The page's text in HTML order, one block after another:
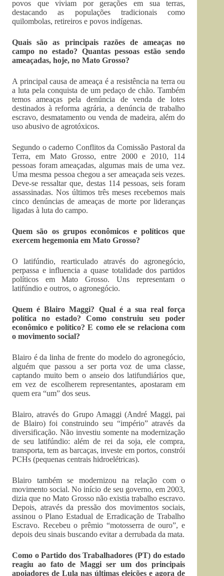
povos que viviam por gerações em sua terras,
destacando as populações tradicionais como
quilombolas, retireiros e povos indígenas.
Quais são as principais razões de ameaças no
campo no estado? Quantas pessoas estão sendo
ameaçadas, hoje, no Mato Grosso?
A principal causa de ameaça é a resistência na terra ou
a luta pela conquista de um pedaço de chão. Também
temos ameaças pela denúncia de venda de lotes
destinados à reforma agrária, a denúncia de trabalho
escravo, desmatamento ou venda de madeira, além do
uso abusivo de agrotóxicos.
Segundo o caderno Conflitos da Comissão Pastoral da
Terra, em Mato Grosso, entre 2000 e 2010, 114
pessoas foram ameaçadas, algumas mais de uma vez.
Uma mesma pessoa chegou a ser ameaçada seis vezes.
Deve-se ressaltar que, destas 114 pessoas, seis foram
assassinadas. Nos últimos três meses recebemos mais
cinco denúncias de ameaças de morte por lideranças
ligadas à luta do campo.
Quem são os grupos econômicos e políticos que
exercem hegemonia em Mato Grosso?
O latifúndio, rearticulado através do agronegócio,
perpassa e influencia a quase totalidade dos partidos
políticos em Mato Grosso. Uns representam o
latifúndio e outros, o agronegócio.
Quem é Blairo Maggi? Qual é a sua real força
política no estado? Como construiu seu poder
econômico e político? E como ele se relaciona com
o movimento social?
Blairo é da linha de frente do modelo do agronegócio,
alguém que passou a ser porta voz de uma classe,
captando muito bem o anseio dos latifundiários que,
em vez de escolherem representantes, apostaram em
quem era “um” dos seus.
Blairo, através do Grupo Amaggi (André Maggi, pai
de Blairo) foi construindo seu “império” através da
diversificação. Não investiu somente na modernização
de seu latifúndio: além de rei da soja, ele compra,
transporta, tem as barcaças, investe em portos, constrói
PCHs (pequenas centrais hidroelétricas).
Blairo também se modernizou na relação com o
movimento social. No início de seu governo, em 2003,
dizia que no Mato Grosso não existia trabalho escravo.
Depois, através da pressão dos movimentos sociais,
assinou o Plano Estadual de Erradicação de Trabalho
Escravo. Recebeu o prêmio “motosserra de ouro”, e
depois deu sinais buscando evitar a derrubada da mata.
Como o Partido dos Trabalhadores (PT) do estado
reagiu ao fato de Maggi ser um dos principais
apoiadores de Lula nas últimas eleições e agora de